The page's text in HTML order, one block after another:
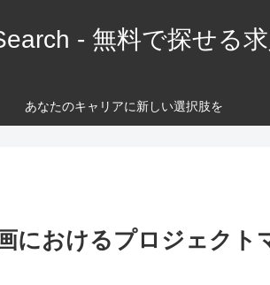
- 無料で探せる
あなたのキャリアに新しい選択肢を
におけるプロジェクト